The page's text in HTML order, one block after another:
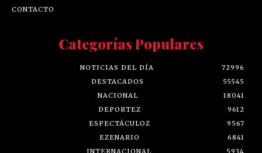
CONTACTO
Categorías Populares
NOTICIAS DEL DÍA
72996
DESTACADOS
55545
NACIONAL
18041
DEPORTEZ
9612
ESPECTÁCULOZ
9567
EZENARIO
6841
INTERNACIONAL
5934